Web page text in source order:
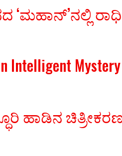
‘ಮಹಾನ್’ನಲ್ಲಿ
Intelligent
ಹಾಡಿನ